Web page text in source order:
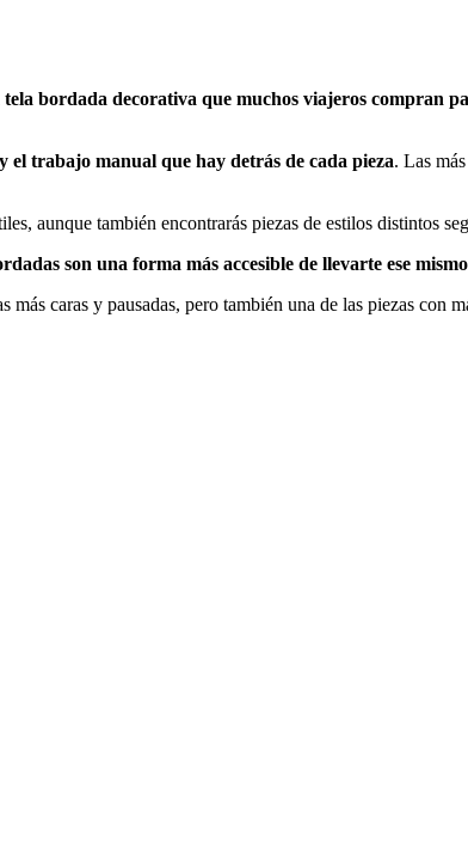
tela bordada decorativa que muchos viajeros compran
el trabajo manual que hay detrás de cada pieza. Las
aunque también encontrarás piezas de estilos distintos
son una forma más accesible de llevarte ese
más caras y pausadas, pero también una de las piezas con